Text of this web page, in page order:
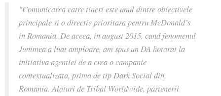
"Comunicarea catre tineri este unul dintre obiectivele
principale si o directie prioritara pentru McDonald’s
in Romania. De aceea, in august 2015, cand fenomenul
Junimea a luat amploare, am spus un DA hotarat la
initiativa agentiei de a crea o campanie
contextualizata, prima de tip Dark Social din
Romania. Alaturi de Tribal Worldwide, partenerii